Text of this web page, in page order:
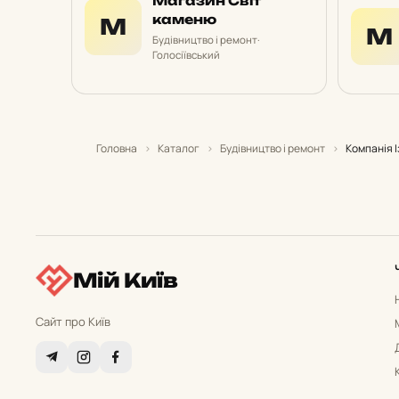
М
каменю
Будівництво і ремонт·
Голосіївський
М
Головна › Каталог › Будівництво і ремонт › Компанія
Мій Київ
Сайт про Київ